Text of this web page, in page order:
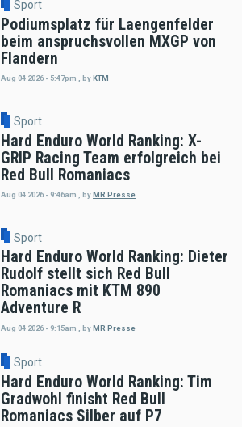
Sport
Podiumsplatz für Laengenfelder
beim anspruchsvollen MXGP von
Flandern
Aug 04 2026 - 5:47pm byKTM
Sport
Hard Enduro World Ranking: X-
GRIP Racing Team erfolgreich bei
Red Bull Romaniacs
Aug 04 2026 - 9:46am byMR Presse
Sport
Hard Enduro World Ranking: Dieter
Rudolf stellt sich Red Bull
Romaniacs mit KTM 890
Adventure R
Aug 04 2026 - 9:15am byMR Presse
Sport
Hard Enduro World Ranking: Tim
Gradwohl finisht Red Bull
Romaniacs Silber auf P7